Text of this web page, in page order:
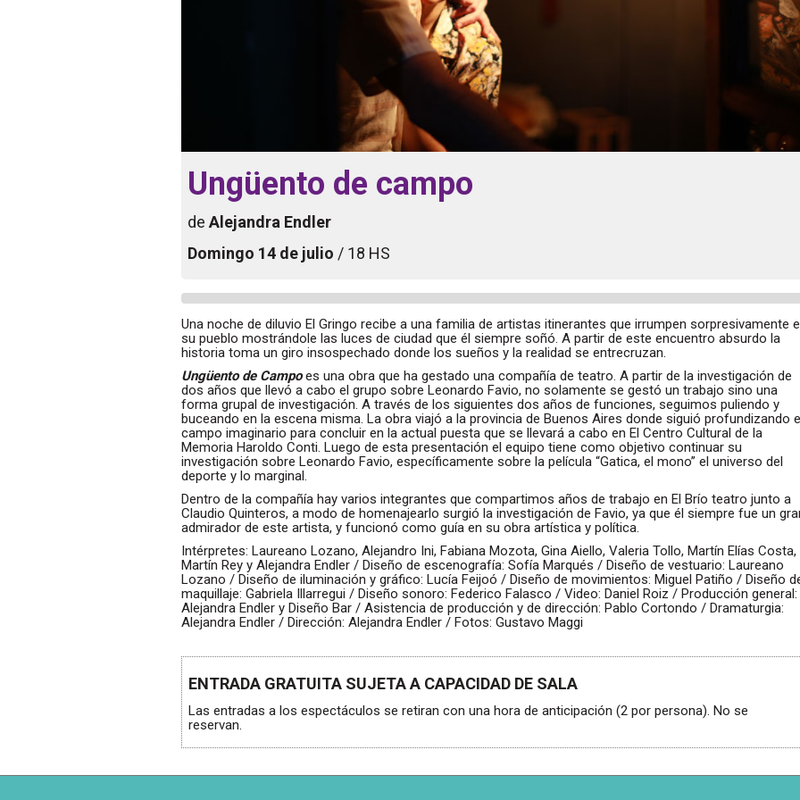
Ungüento de campo
de Alejandra Endler
Domingo 14 de julio / 18 HS
Una noche de diluvio El Gringo recibe a una familia de artistas itinerantes que irrumpen sorpresivamente
su pueblo mostrándole las luces de ciudad que él siempre soñó. A partir de este encuentro absurdo la
historia toma un giro insospechado donde los sueños y la realidad se entrecruzan.
Ungüento de Campoes una obra que ha gestado una compañía de teatro. A partir de la investigación de
dos años que llevó a cabo el grupo sobre Leonardo Favio, no solamente se gestó un trabajo sino una
forma grupal de investigación. A través de los siguientes dos años de funciones, seguimos puliendo y
buceando en la escena misma. La obra viajó a la provincia de Buenos Aires donde siguió profundizando
campo imaginario para concluir en la actual puesta que se llevará a cabo en El Centro Cultural de la
Memoria Haroldo Conti. Luego de esta presentación el equipo tiene como objetivo continuar su
investigación sobre Leonardo Favio, específicamente sobre la película “Gatica, el mono” el universo del
deporte y lo marginal.
Dentro de la compañía hay varios integrantes que compartimos años de trabajo en El Brío teatro junto a
Claudio Quinteros, a modo de homenajearlo surgió la investigación de Favio, ya que él siempre fue un
admirador de este artista, y funcionó como guía en su obra artística y política.
Intérpretes: Laureano Lozano, Alejandro Ini, Fabiana Mozota, Gina Aiello, Valeria Tollo, Martín Elías Costa,
Martín Rey y Alejandra Endler / Diseño de escenografía: Sofía Marqués / Diseño de vestuario: Laureano
Lozano / Diseño de iluminación y gráfico: Lucía Feijoó / Diseño de movimientos: Miguel Patiño / Diseño
maquillaje: Gabriela Illarregui / Diseño sonoro: Federico Falasco / Video: Daniel Roiz / Producción general:
Alejandra Endler y Diseño Bar / Asistencia de producción y de dirección: Pablo Cortondo / Dramaturgia:
Alejandra Endler / Dirección: Alejandra Endler / Fotos: Gustavo Maggi
ENTRADA GRATUITA SUJETA A CAPACIDAD DE SALA
Las entradas a los espectáculos se retiran con una hora de anticipación (2 por persona). No se
reservan.